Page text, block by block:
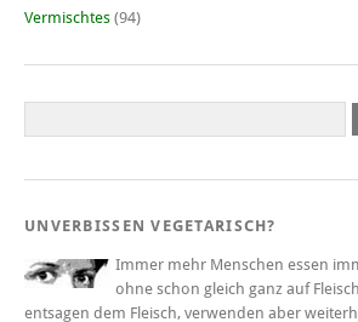
Vermischtes (94)
UNVERBISSEN VEGETARISCH?
Immer mehr Menschen essen
ohne schon gleich ganz auf
entsagen dem Fleisch, verwenden aber